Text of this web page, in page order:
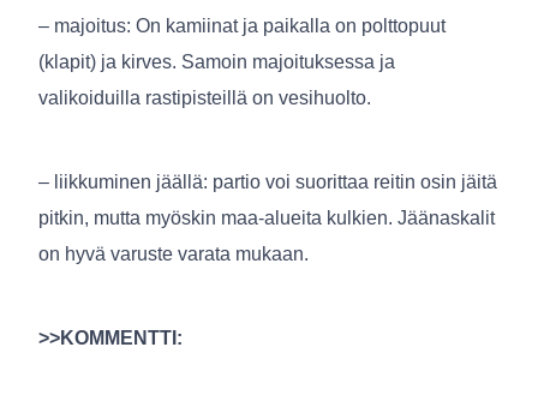
– majoitus: On kamiinat ja paikalla on polttopuut
(klapit) ja kirves. Samoin majoituksessa ja
valikoiduilla rastipisteillä on vesihuolto.
– liikkuminen jäällä: partio voi suorittaa reitin osin jäitä
pitkin, mutta myöskin maa-alueita kulkien. Jäänaskalit
on hyvä varuste varata mukaan.
>>KOMMENTTI: